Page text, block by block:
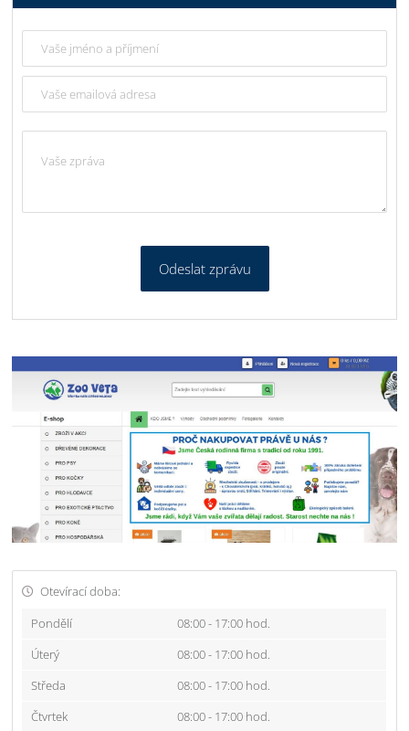
Odeslat zprávu
Otevírací doba:
Pondělí
08:00 - 17:00 hod.
Úterý
08:00 - 17:00 hod.
Středa
08:00 - 17:00 hod.
Čtvrtek
08:00 - 17:00 hod.